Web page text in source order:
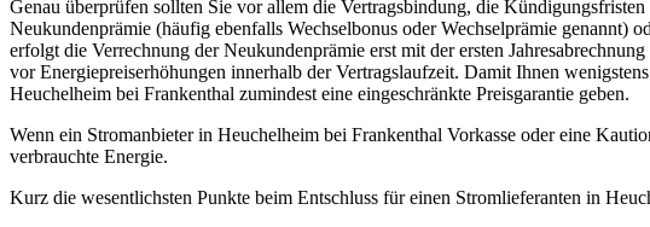
Genau überprüfen sollten Sie vor allem die Vertragsbindung, die
Neukundenprämie (häufig ebenfalls Wechselbonus oder Wechselprämie genannt)
erfolgt die Verrechnung der Neukundenprämie erst mit der ersten
vor Energiepreiserhöhungen innerhalb der Vertragslaufzeit. Damit Ihnen
Heuchelheim bei Frankenthal zumindest eine eingeschränkte Preisgarantie geben.
Wenn ein Stromanbieter in Heuchelheim bei Frankenthal Vorkasse oder eine
verbrauchte Energie.
Kurz die wesentlichsten Punkte beim Entschluss für einen Stromlieferanten in